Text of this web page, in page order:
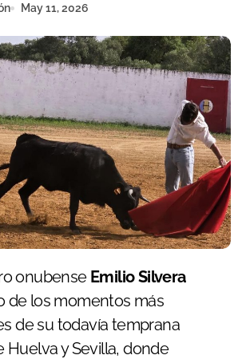
May 11, 2026
onubense Emilio Silvera
de los momentos más
de su todavía temprana
Huelva y Sevilla, donde